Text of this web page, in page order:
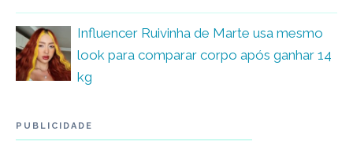
Influencer Ruivinha de Marte usa mesmo
look para comparar corpo após ganhar 14
kg
PUBLICIDADE